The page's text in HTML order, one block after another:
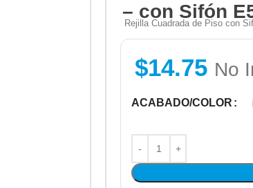
– con Sifón
Rejilla Cuadrada de Piso con
$14.75 No
ACABADO/COLOR